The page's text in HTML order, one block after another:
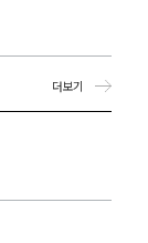
더보기